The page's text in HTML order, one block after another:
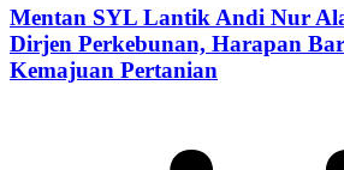
Mentan SYL Lantik Andi Nur
Dirjen Perkebunan, Harapan
Kemajuan Pertanian